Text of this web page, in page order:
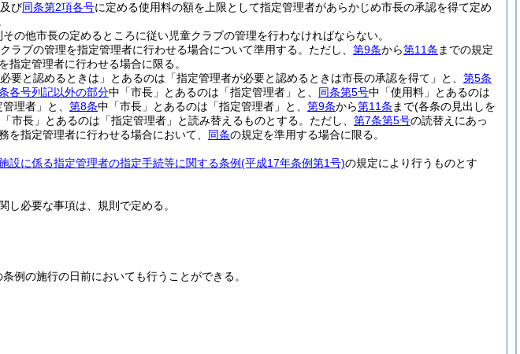
及び同条第2項各号に定める使用料の額を上限として指定管理者があらかじめ市長の承認を得て定め
の他市長の定めるところに従い児童クラブの管理を行わなければならない。
ラブの管理を指定管理者に行わせる場合について準用する。 ただし、 第9条から第11条 までの規定
指定管理者に行わせる場合に限る。
要と認めるときは」とあるのは「指定管理者が必要と認めるときは市長の承認を得て」と、 第5条
各号列記以外の部分中「市長」とあるのは「指定管理者」と、 同条第5号中「使用料」とあるのは
理者」と、 第8条中「市長」とあるのは「指定管理者」と、 第9条から第11条 まで(各条の見出しを
市長」とあるのは「指定管理者」と読み替えるものとする。 ただし、 第7条第5号の読替えにあっ
を指定管理者に行わせる場合において、 同条の規定を準用する場合に限る。
設に係る指定管理者の指定手続等に関する条例(平成17年条例第1号)の規定により行うものとす
し必要な事項は、規則で定める。
例の施行の日前においても行うことができる。